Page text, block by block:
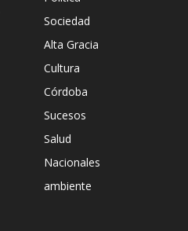
Sociedad
Alta Gracia
Cultura
Córdoba
Sucesos
Salud
Nacionales
ambiente